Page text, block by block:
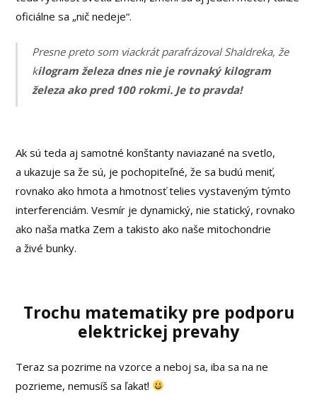
oficiálne sa „nič nedeje“.
Presne preto som viackrát parafrázoval Shaldreka, že
kilogram železa dnes nie je rovnaký kilogram
železa ako pred 100 rokmi. Je to pravda!
Ak sú teda aj samotné konštanty naviazané na svetlo,
a ukazuje sa že sú, je pochopiteľné, že sa budú meniť,
rovnako ako hmota a hmotnosť telies vystaveným týmto
interferenciám. Vesmír je dynamický, nie statický, rovnako
ako naša matka Zem a takisto ako naše mitochondrie
a živé bunky.
Trochu matematiky pre podporu
elektrickej prevahy
Teraz sa pozrime na vzorce a neboj sa, iba sa na ne
pozrieme, nemusíš sa ľakať!